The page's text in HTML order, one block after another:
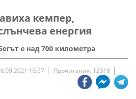
кемпер,
енергия
е над 700 километра
16:57 Прочитания: 12318